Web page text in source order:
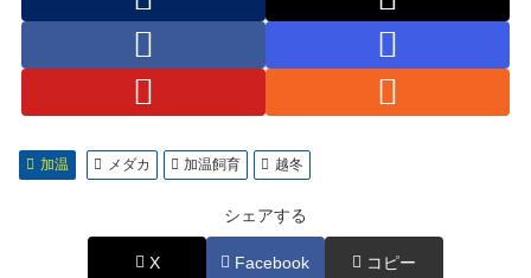
加温 メダカ 加温飼育 越冬
シェアする
X Facebook コピー